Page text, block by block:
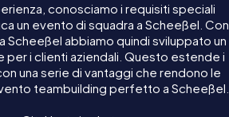
conosciamo i requisiti speciali
un evento di squadra a Scheeßel. Con
Scheeßel abbiamo quindi sviluppato un
i clienti aziendali. Questo estende i
una serie di vantaggi che rendono le
teambuilding perfetto a Scheeßel.